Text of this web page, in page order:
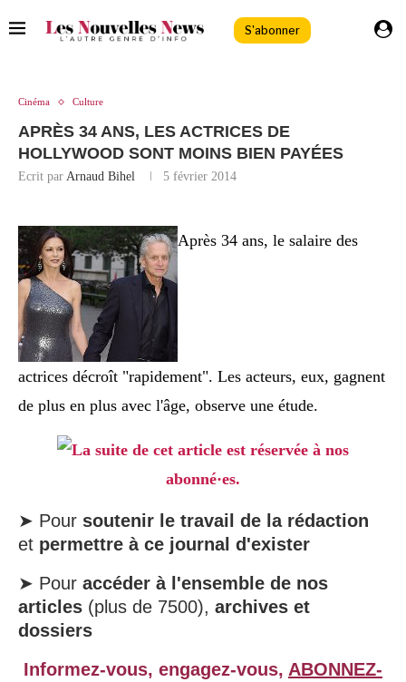
S'abonner
Cinéma Culture
APRÈS 34 ANS, LES ACTRICES DE
HOLLYWOOD SONT MOINS BIEN PAYÉES
Ecrit par Arnaud Bihel 5 février 2014
Après 34 ans, le salaire des
actrices décroît "rapidement". Les acteurs, eux, gagnent
de plus en plus avec l'âge, observe une étude.
La suite de cet article est réservée à nos
abonné·es.
➤ Pour soutenir le travail de la rédaction
et permettre à ce journal d'exister
➤ Pour accéder à l'ensemble de nos
articles (plus de 7500), archives et
dossiers
Informez-vous, engagez-vous, ABONNEZ-